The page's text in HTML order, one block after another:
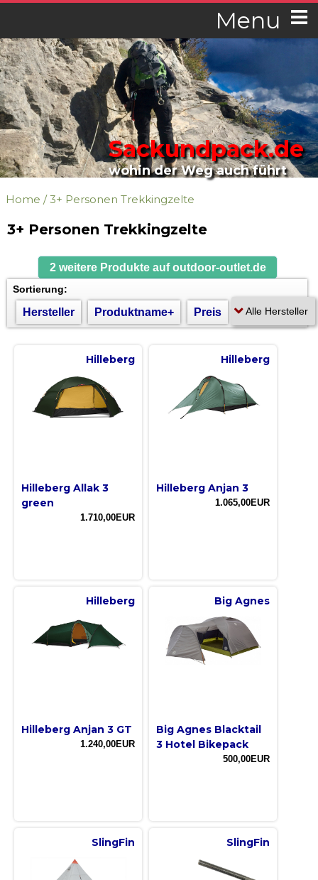
Menu
Sackundpack.de
wohin der Weg auch führt
Home /3+ Personen Trekkingzelte
3+ Personen Trekkingzelte
2 weitere Produkte auf outdoor-outlet.de
Sortierung:
Hersteller Produktname+ Preis
Hilleberg
Hilleberg Allak 3
green
1.710,00EUR
Hilleberg
Hilleberg Anjan 3
1.065,00EUR
Hilleberg
Hilleberg Anjan 3 GT
1.240,00EUR
Big Agnes
Big Agnes Blacktail
3 Hotel Bikepack
500,00EUR
SlingFin SlingFin